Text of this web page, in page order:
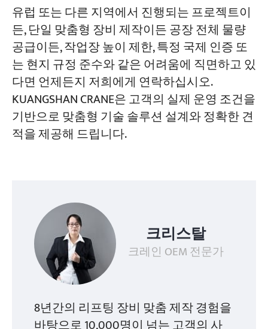
유럽 또는 다른 지역에서 진행되는 프로젝트이
든, 단일 맞춤형 장비 제작이든 공장 전체 물량
공급이든, 작업장 높이 제한, 특정 국제 인증 또
는 현지 규정 준수와 같은 어려움에 직면하고 있
다면 언제든지 저희에게 연락하십시오.
KUANGSHAN CRANE은 고객의 실제 운영 조건을
기반으로 맞춤형 기술 솔루션 설계와 정확한 견
적을 제공해 드립니다.
크리스탈
크레인 OEM 전문가
8년간의 리프팅 장비 맞춤 제작 경험을